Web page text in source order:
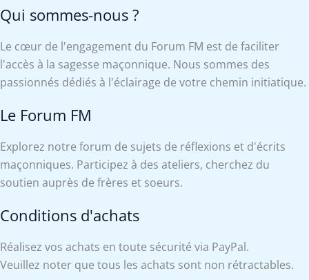
Qui sommes-nous ?
Le cœur de l'engagement du Forum FM est de faciliter
l'accès à la sagesse maçonnique. Nous sommes des
passionnés dédiés à l'éclairage de votre chemin initiatique.
Le Forum FM
Explorez notre forum de sujets de réflexions et d'écrits
maçonniques. Participez à des ateliers, cherchez du
soutien auprès de frères et soeurs.
Conditions d'achats
Réalisez vos achats en toute sécurité via PayPal.
Veuillez noter que tous les achats sont non rétractables.